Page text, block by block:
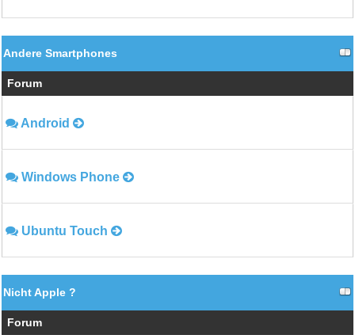
Andere Smartphones
Forum
Android
Windows Phone
Ubuntu Touch
Nicht Apple ?
Forum